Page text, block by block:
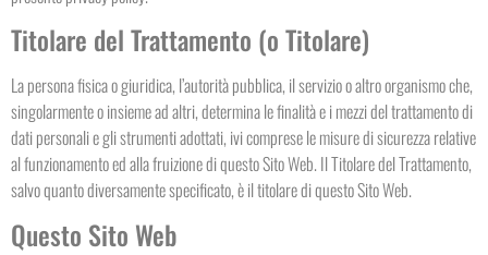
Titolare del Trattamento (o Titolare)
La persona fisica o giuridica, l’autorità pubblica, il servizio o altro organismo che,
singolarmente o insieme ad altri, determina le finalità e i mezzi del trattamento di
dati personali e gli strumenti adottati, ivi comprese le misure di sicurezza relative
al funzionamento ed alla fruizione di questo Sito Web. Il Titolare del Trattamento,
salvo quanto diversamente specificato, è il titolare di questo Sito Web.
Questo Sito Web